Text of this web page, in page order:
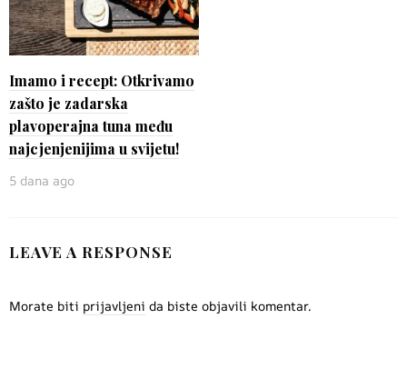
Imamo i recept: Otkrivamo
zašto je zadarska
plavoperajna tuna među
najcjenjenijima u svijetu!
5 dana ago
LEAVE A RESPONSE
Morate biti prijavljeni da biste objavili komentar.